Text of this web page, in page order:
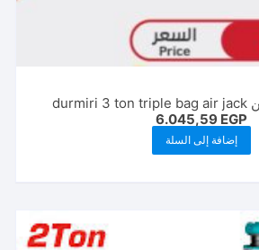
6.045,59 EGP
إضافة إلى السلة